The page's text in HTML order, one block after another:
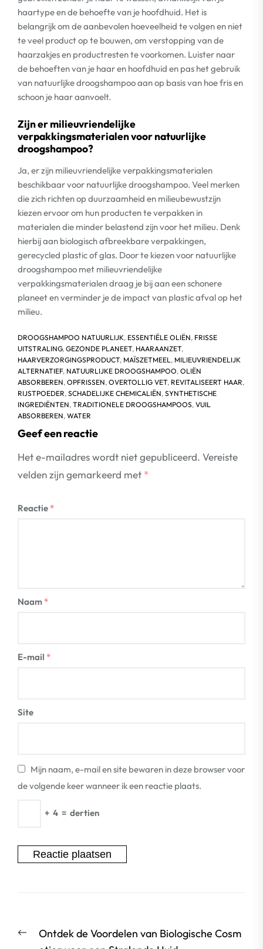
haartype en de behoefte van je hoofdhuid. Het is
belangrijk om de aanbevolen hoeveelheid te volgen en niet
te veel product op te bouwen, om verstopping van de
haarzakjes en productresten te voorkomen. Luister naar
de behoeften van je haar en hoofdhuid en pas het gebruik
van natuurlijke droogshampoo aan op basis van hoe fris en
schoon je haar aanvoelt.
Zijn er milieuvriendelijke
verpakkingsmaterialen voor natuurlijke
droogshampoo?
Ja, er zijn milieuvriendelijke verpakkingsmaterialen
beschikbaar voor natuurlijke droogshampoo. Veel merken
die zich richten op duurzaamheid en milieubewustzijn
kiezen ervoor om hun producten te verpakken in
materialen die minder belastend zijn voor het milieu. Denk
hierbij aan biologisch afbreekbare verpakkingen,
gerecycled plastic of glas. Door te kiezen voor natuurlijke
droogshampoo met milieuvriendelijke
verpakkingsmaterialen draag je bij aan een schonere
planeet en verminder je de impact van plastic afval op het
milieu.
DROOGSHAMPOO NATUURLIJK, ESSENTIËLE OLIËN, FRISSE
UITSTRALING, GEZONDE PLANEET, HAARAANZET,
HAARVERZORGINGSPRODUCT, MAÏSZETMEEL, MILIEUVRIENDELIJK
ALTERNATIEF, NATUURLIJKE DROOGSHAMPOO, OLIËN
ABSORBEREN, OPFRISSEN, OVERTOLLIG VET, REVITALISEERT HAAR,
RIJSTPOEDER, SCHADELIJKE CHEMICALIËN, SYNTHETISCHE
INGREDIËNTEN, TRADITIONELE DROOGSHAMPOOS, VUIL
ABSORBEREN, WATER
Geef een reactie
Het e-mailadres wordt niet gepubliceerd. Vereiste
velden zijn gemarkeerd met *
Reactie *
Naam *
E-mail *
Site
Mijn naam, e-mail en site bewaren in deze browser voor
de volgende keer wanneer ik een reactie plaats.
+ 4 = dertien
VorigeOntdek de Voordelen van Biologische Cosm